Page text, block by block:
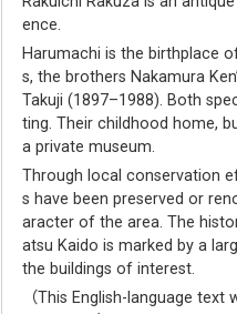
ence.
Harumachi is the birthplace
s, the brothers Nakamura
Takuji (1897–1988). Both
ting. Their childhood home,
a private museum.
Through local conservation
s have been preserved or
aracter of the area. The
atsu Kaido is marked by a
the buildings of interest.
（This English-language